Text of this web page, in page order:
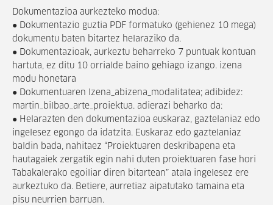
Dokumentazioa aurkezteko modua:
● Dokumentazio guztia PDF formatuko (gehienez 10 mega)
dokumentu baten bitartez helaraziko da.
● Dokumentazioak, aurkeztu beharreko 7 puntuak kontuan
hartuta, ez ditu 10 orrialde baino gehiago izango. izena
modu honetara
● Dokumentuaren Izena_abizena_modalitatea; adibidez:
martin_bilbao_arte_proiektua. adierazi beharko da:
● Helarazten den dokumentazioa euskaraz, gaztelaniaz edo
ingelesez egongo da idatzita. Euskaraz edo gaztelaniaz
baldin bada, nahitaez “Proiektuaren deskribapena eta
hautagaiek zergatik egin nahi duten proiektuaren fase hori
Tabakalerako egoiliar diren bitartean” atala ingelesez ere
aurkeztuko da. Betiere, aurretiaz aipatutako tamaina eta
pisu neurrien barruan.